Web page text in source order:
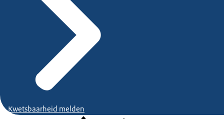
Kwetsbaarheid melden